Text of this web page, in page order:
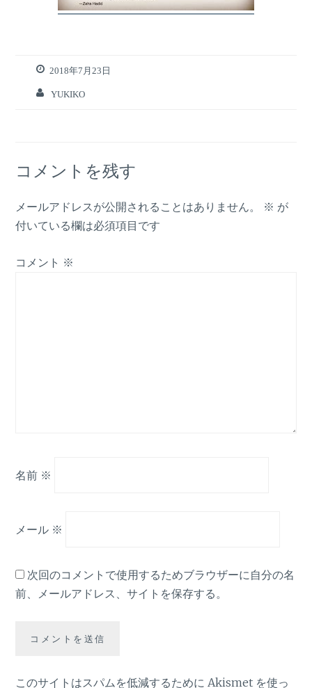
2018年7月23日
YUKIKO
コメントを残す
メールアドレスが公開されることはありません。 ※ が
付いている欄は必須項目です
コメント ※
名前 ※
メール ※
次回のコメントで使用するためブラウザーに自分の名
前、メールアドレス、サイトを保存する。
このサイトはスパムを低減するために Akismet を使っ